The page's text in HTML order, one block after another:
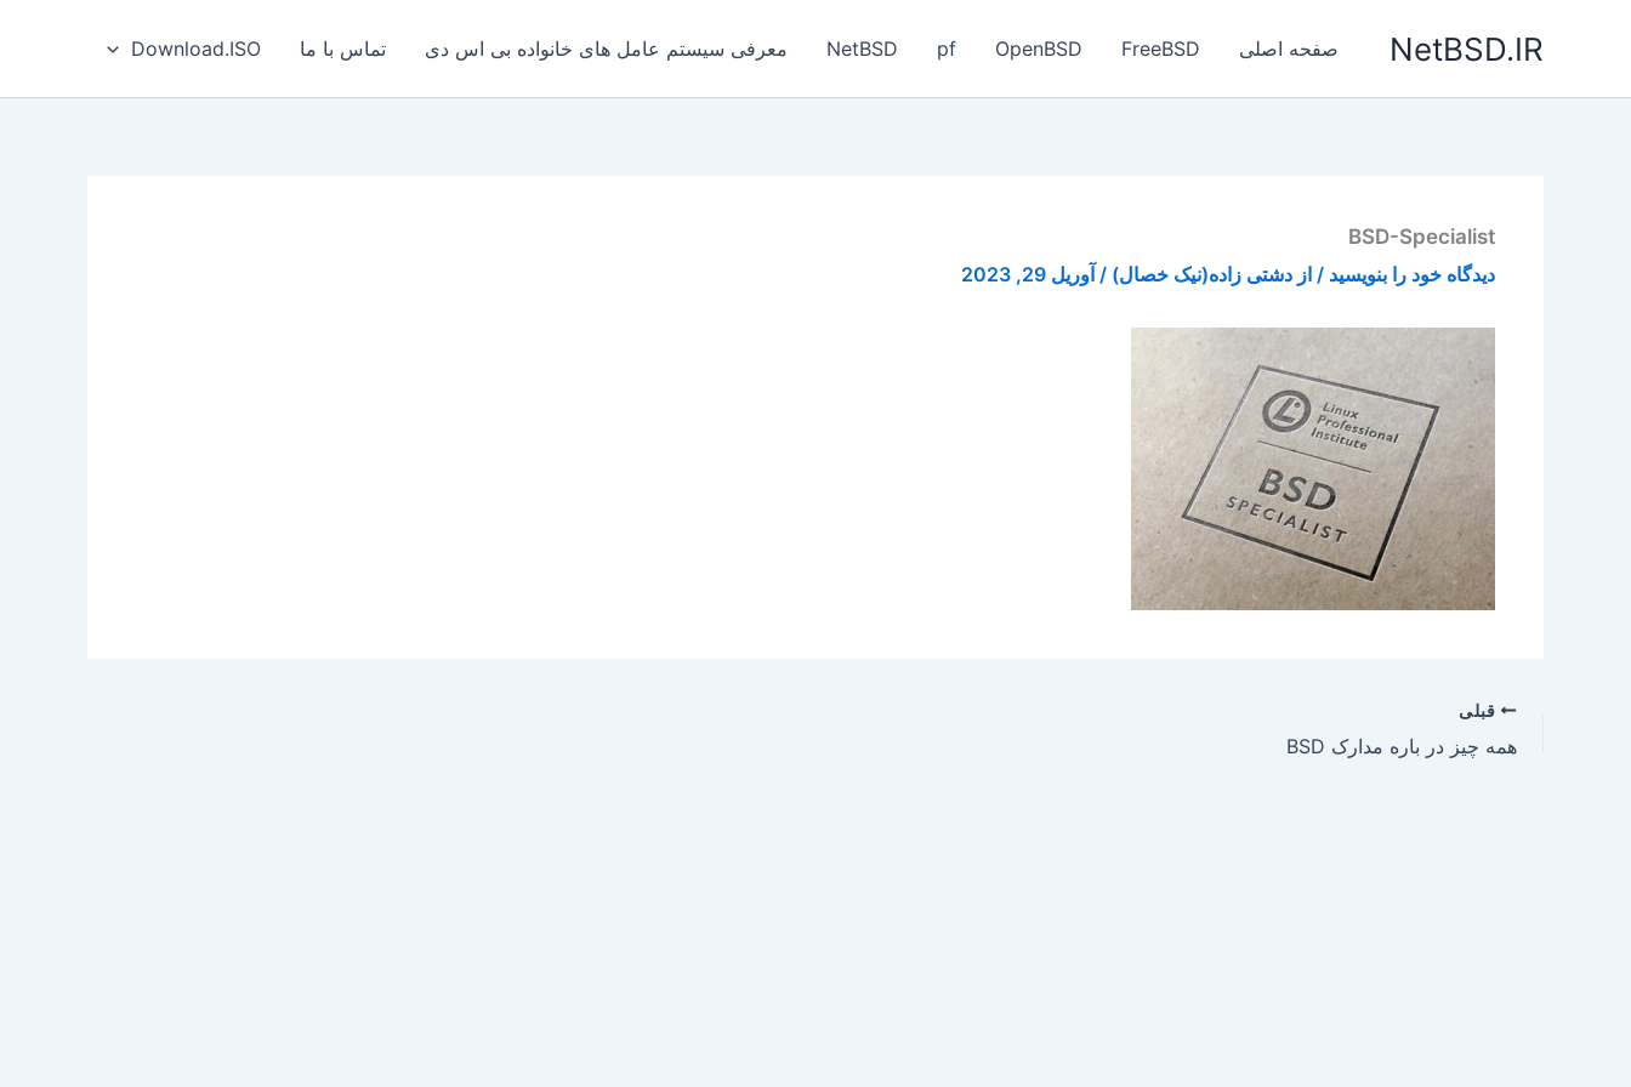
NetBSD.IR صفحه اصلی FreeBSD
OpenBSD
pf
NetBSD معرفی سیستم عامل های خانواده بی‌ اس‌ دی تماس با ما Download.ISO
BSD-Specialist
دیدگاه‌ خود را بنویسید / از دشتی زاده(نیک خصال) / آوریل 29, 2023
قبلی
همه چیز در باره مدارک BSD